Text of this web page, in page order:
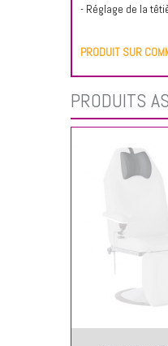
- Réglage de la
PRODUIT SUR
PRODUITS